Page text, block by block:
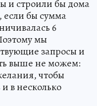
и строили бы дома
бы сумма
6
мы
запросы и
выше не можем:
чтобы
в несколько